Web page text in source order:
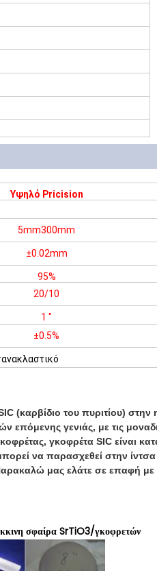
Υψηλό Pricision
5mm300mm
±0.02mm
95%
20/10
1 "
±0.5%
(καρβίδιο του πυριτίου) στην
γενιάς, με τις
γκοφρέτα SIC είναι
να παρασχεθεί στην ίντσα
μας ελάτε σε επαφή
σφαίρα SrTiO3/γκοφρετών